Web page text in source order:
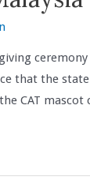
that the
CAT